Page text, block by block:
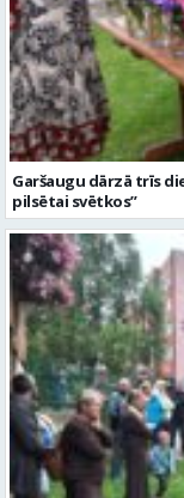
Garšaugu dārzā trīs
pilsētai svētkos”